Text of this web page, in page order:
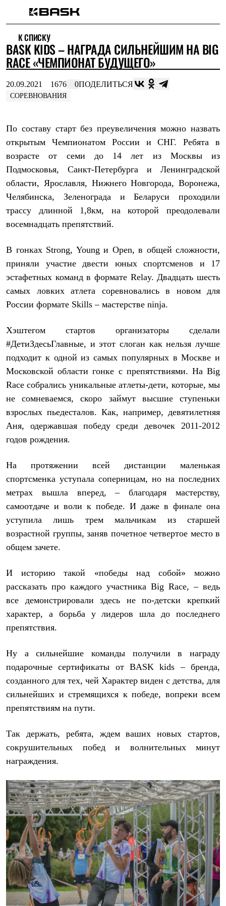
Интернет-магазин
Мужская одежда
Утепленная пухом
Куртки
Жилеты
Комбинезоны
Брюки
Штормовая одежда
Куртки
Брюки
Софтшелл одежда
Куртки
Брюки
Флисовая одежда
Куртки
Брюки
Термобелье
Среднее термобелье
Лёгкая одежда
Футболки
Рубашки
Брюки
Женская одежда
Утепленная пухом
Куртки
Брюки
Жилеты
Утепленная синтетикой
Куртки
Штормовая одежда
Куртки
Софтшелл одежда
Куртки
Брюки
Рубашки
Футболки
Толстовки
Брюки
Термобелье
Теплое термобелье
Среднее термобелье
Легкое термобелье
Флисовая одежда
Куртки
Утепленная пухом
Комбинезоны
Брюки
Утепленная синтетикой
Куртки
Лёгкая одежда
Толстовки
Брюки
Софтшелл одежда
Флисовая одежда
Брюки
Жилеты
Комбинезоны
Термобелье
Комплект термобелья
Палатки и тенты
Палатки
Тенты
Аксессуары для палаток
Рюкзаки
Экспедиционные
Легкоходные
Альпинистские
Городские
Аксессуары для рюкзаков
Спальные мешки
Пуховые
Комбинированные
К СПИСКУ
BASK KIDS – НАГРАДА СИЛЬНЕЙШИМ НА BIG
RACE «ЧЕМПИОНАТ БУДУЩЕГО»
20.09.2021 1676 0ПОДЕЛИТЬСЯ
СОРЕВНОВАНИЯ
По составу старт без преувеличения можно назвать
открытым Чемпионатом России и СНГ. Ребята в
возрасте от семи до 14 лет из Москвы из
Подмосковья, Санкт-Петербурга и Ленинградской
области, Ярославля, Нижнего Новгорода, Воронежа,
Челябинска, Зеленограда и Беларуси проходили
трассу длинной 1,8км, на которой преодолевали
восемнадцать препятствий.
В гонках Strong, Young и Open, в общей сложности,
приняли участие двести юных спортсменов и 17
эстафетных команд в формате Relay. Двадцать шесть
самых ловких атлета соревновались в новом для
России формате Skills – мастерстве ninja.
Хэштегом стартов организаторы сделали
#ДетиЗдесьГлавные, и этот слоган как нельзя лучше
подходит к одной из самых популярных в Москве и
Московской области гонке с препятствиями. На Big
Race собрались уникальные атлеты-дети, которые, мы
не сомневаемся, скоро займут высшие ступеньки
взрослых пьедесталов. Как, например, девятилетняя
Аня, одержавшая победу среди девочек 2011-2012
годов рождения.
На протяжении всей дистанции маленькая
спортсменка уступала соперницам, но на последних
метрах вышла вперед, – благодаря мастерству,
самоотдаче и воли к победе. И даже в финале она
уступила лишь трем мальчикам из старшей
возрастной группы, заняв почетное четвертое место в
общем зачете.
И историю такой «победы над собой» можно
рассказать про каждого участника Big Race, – ведь
все демонстрировали здесь не по-детски крепкий
характер, а борьба у лидеров шла до последнего
препятствия.
Ну а сильнейшие команды получили в награду
подарочные сертификаты от BASK kids – бренда,
созданного для тех, чей Характер виден с детства, для
сильнейших и стремящихся к победе, вопреки всем
препятствиям на пути.
Так держать, ребята, ждем ваших новых стартов,
сокрушительных побед и волнительных минут
награждения.